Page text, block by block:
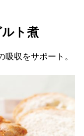
ト煮
収をサポート。